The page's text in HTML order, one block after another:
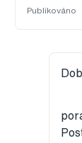
Publikováno